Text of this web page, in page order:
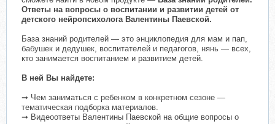
Ответы на вопросы о воспитании и развитии детей от
детского нейропсихолога Валентины Паевской.
База знаний родителей — это энциклопедия для мам и пап,
бабушек и дедушек, воспитателей и педагогов, нянь — всех,
кто занимается воспитанием и развитием детей.
В ней Вы найдете:
➞ Чем заниматься с ребенком в конкретном сезоне —
тематическая подборка материалов.
➞ Видеоответы Валентины Паевской на общие вопросы о